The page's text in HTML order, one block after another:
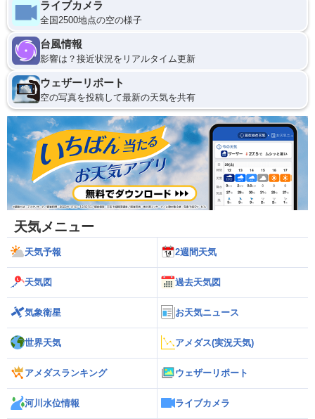
ライブカメラ
全国2500地点の空の様子
台風情報
影響は？接近状況をリアルタイム更新
ウェザーリポート
空の写真を投稿して最新の天気を共有
天気メニュー
天気予報 2週間天気
天気図 過去天気図
気象衛星 お天気ニュース
世界天気 アメダス(実況天気)
アメダスランキング ウェザーリポート
河川水位情報 ライブカメラ